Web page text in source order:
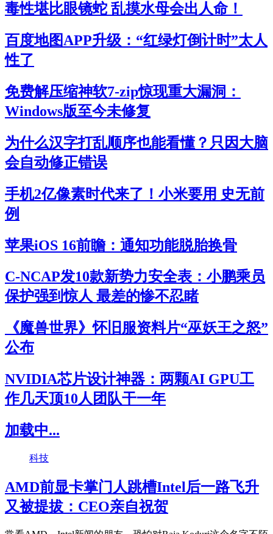
毒性堪比眼镜蛇 乱摸水母会出人命！
百度地图APP升级：“红绿灯倒计时”太人
性了
免费解压缩神软7-zip惊现重大漏洞：
Windows版至今未修复
为什么汉字打乱顺序也能看懂？只因大脑
会自动修正错误
手机2亿像素时代来了！小米要用 史无前
例
苹果iOS 16前瞻：通知功能脱胎换骨
C-NCAP发10款新势力安全表：小鹏乘员
保护强到惊人 最差的惨不忍睹
《魔兽世界》怀旧服资料片“巫妖王之怒”
公布
NVIDIA芯片设计神器：两颗AI GPU工
作几天顶10人团队干一年
加载中...
科技
AMD前显卡掌门人跳槽Intel后一路飞升
又被提拔：CEO亲自祝贺